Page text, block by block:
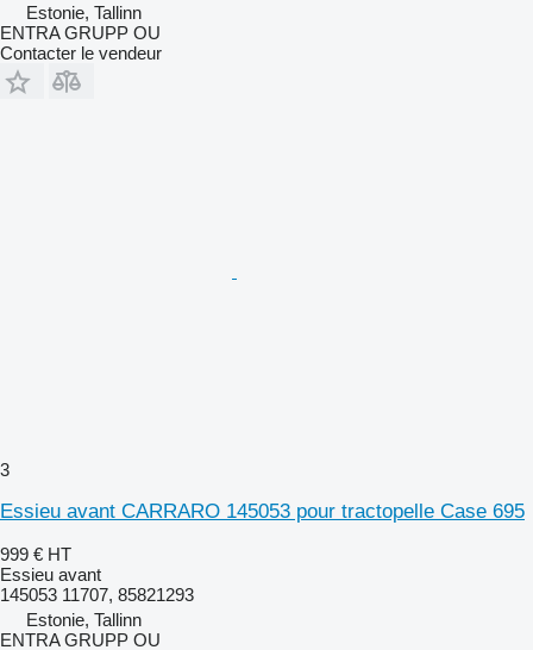
Estonie, Tallinn
ENTRA GRUPP OU
Contacter le vendeur
3
Essieu avant CARRARO 145053 pour tractopelle Case 695
999 € HT
Essieu avant
145053 11707, 85821293
Estonie, Tallinn
ENTRA GRUPP OU